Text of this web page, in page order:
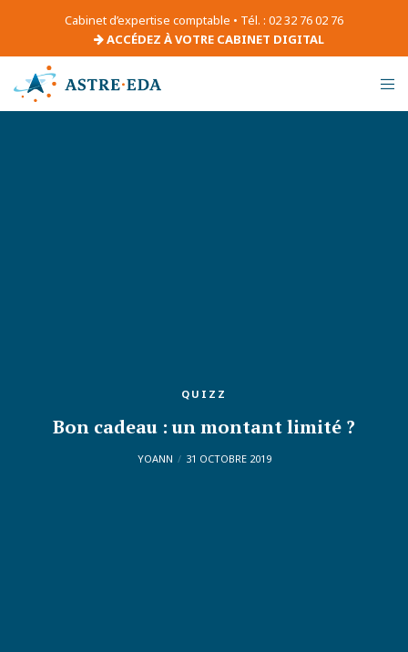
Cabinet d’expertise comptable • Tél. : 02 32 76 02 76
ACCÉDEZ À VOTRE CABINET DIGITAL
QUIZZ
Bon cadeau : un montant limité ?
YOANN 31 OCTOBRE 2019